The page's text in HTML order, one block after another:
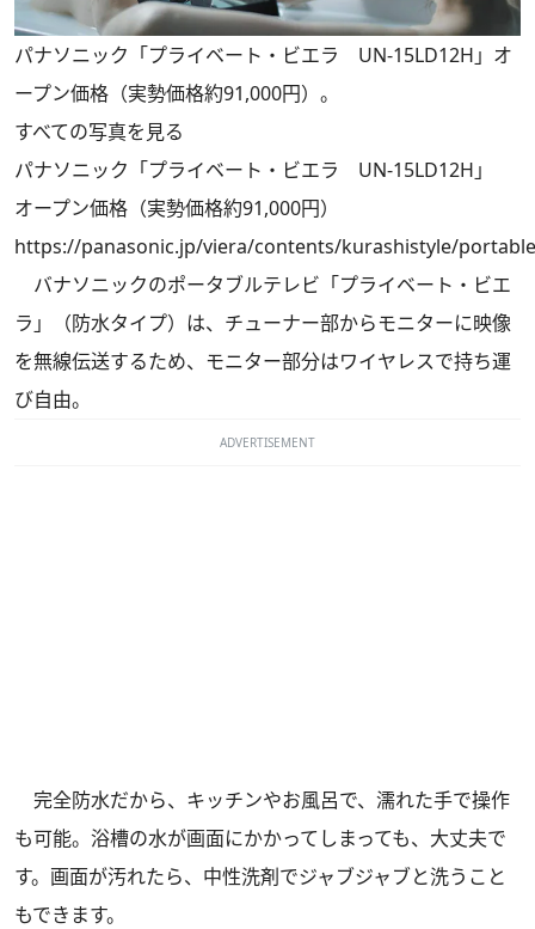
パナソニック「プライベート・ビエラ UN-15LD12H」オ
ープン価格（実勢価格約91,000円）。
すべての写真を見る
パナソニック「プライベート・ビエラ UN-15LD12H」
オープン価格（実勢価格約91,000円）
https://panasonic.jp/viera/contents/kurashistyle/
バナソニックのポータブルテレビ「プライベート・ビエ
ラ」（防水タイプ）は、チューナー部からモニターに映像
を無線伝送するため、モニター部分はワイヤレスで持ち運
び自由。
ADVERTISEMENT
完全防水だから、キッチンやお風呂で、濡れた手で操作
も可能。浴槽の水が画面にかかってしまっても、大丈夫で
す。画面が汚れたら、中性洗剤でジャブジャブと洗うこと
もできます。